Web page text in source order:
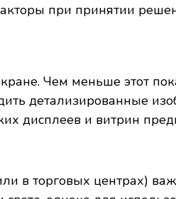
при принятии
Чем меньше этот
детализированные
дисплеев и витрин
в торговых центрах)